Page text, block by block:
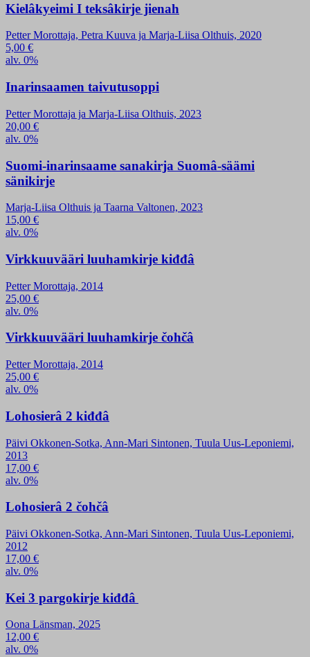
Kielâkyeimi I teksâkirje jienah
Petter Morottaja, Petra Kuuva ja Marja-Liisa Olthuis, 2020
5,00 €
alv. 0%
Inarinsaamen taivutusoppi
Petter Morottaja ja Marja-Liisa Olthuis, 2023
20,00 €
alv. 0%
Suomi-inarinsaame sanakirja Suomâ-säämi
sänikirje
Marja-Liisa Olthuis ja Taarna Valtonen, 2023
15,00 €
alv. 0%
Virkkuuvääri luuhamkirje kiđđâ
Petter Morottaja, 2014
25,00 €
alv. 0%
Virkkuuvääri luuhamkirje čohčâ
Petter Morottaja, 2014
25,00 €
alv. 0%
Lohosierâ 2 kiđđâ
Päivi Okkonen-Sotka, Ann-Mari Sintonen, Tuula Uus-Leponiemi,
2013
17,00 €
alv. 0%
Lohosierâ 2 čohčâ
Päivi Okkonen-Sotka, Ann-Mari Sintonen, Tuula Uus-Leponiemi,
2012
17,00 €
alv. 0%
Kei 3 pargokirje kiđđâ
Oona Länsman, 2025
12,00 €
alv. 0%